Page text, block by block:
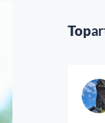
Top